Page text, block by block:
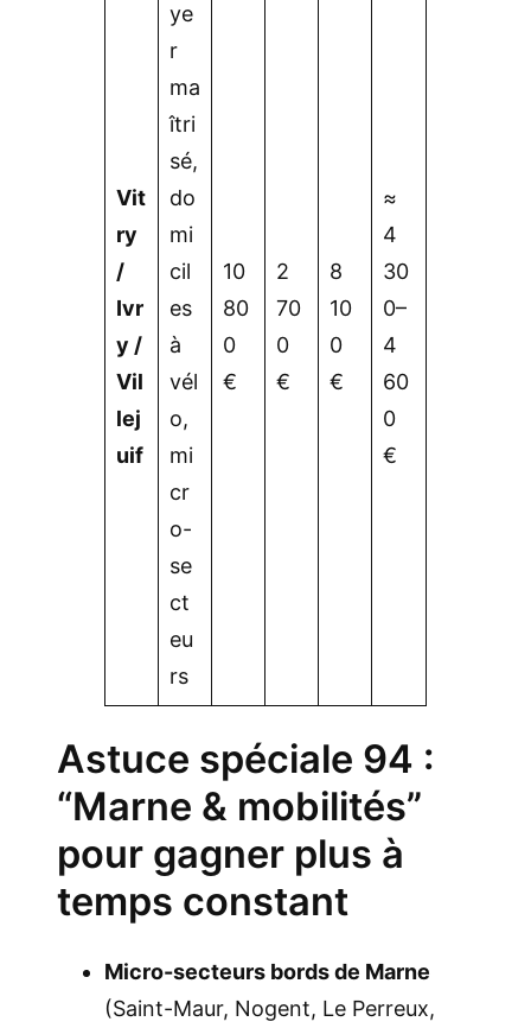
Vit
ry
/
Ivr
y /
Vil
lej
uif
ye
r
ma
îtri
sé,
do
mi
cil
es
à
vél
o,
mi
cr
o-
se
ct
eu
rs
10
80
0
€
2
70
0
€
8
10
0
€
≈
4
30
0–
4
60
0
€
Astuce spéciale 94 :
“Marne & mobilités”
pour gagner plus à
temps constant
Micro-secteurs bords de Marne
(Saint-Maur, Nogent, Le Perreux,